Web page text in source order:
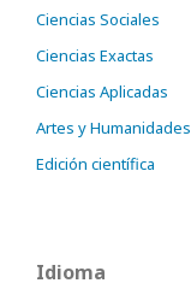
Ciencias Sociales
Ciencias Exactas
Ciencias Aplicadas
Artes y Humanidades
Edición científica
Idioma